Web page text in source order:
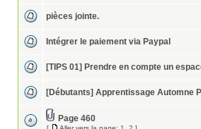
pièces jointe.
Intégrer le paiement via Paypal
[TIPS 01] Prendre en compte un
[Débutants] Apprentissage Automne
Page 460